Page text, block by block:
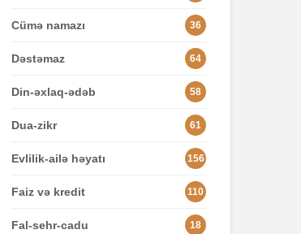
Cümə namazı 36
Dəstəmaz 64
Din-əxlaq-ədəb 58
Dua-zikr 61
Evlilik-ailə həyatı 156
Faiz və kredit 110
Fal-sehr-cadu 18